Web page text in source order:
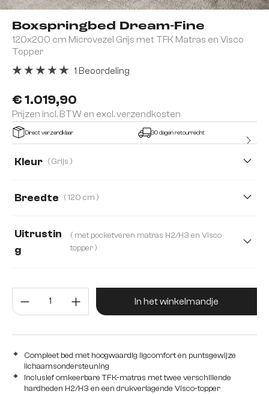
Boxspringbed Dream-Fine
120x200 cm Microvezel Grijs met TFK Matras en Visco
Topper
€ 1.019,90
Prijzen incl. BTW en excl. verzendkosten
1 Beoordeling
Direct verzendklaar 30 dagen retourrecht
Kleur ( Grijs )
Breedte ( 120 cm )
Uitrustin
g
( met pocketveren matras H2/H3 en Visco
topper )
met pocketveren matras H2/H3 en Visco topper
Producthoeveelheid: Voer de
In het winkelmandje
Compleet bed met hoogwaardig ligcomfort en puntsgewijze
lichaamsondersteuning
Inclusief omkeerbare TFK-matras met twee verschillende
hardheden H2/H3 en een drukverlagende Visco-topper